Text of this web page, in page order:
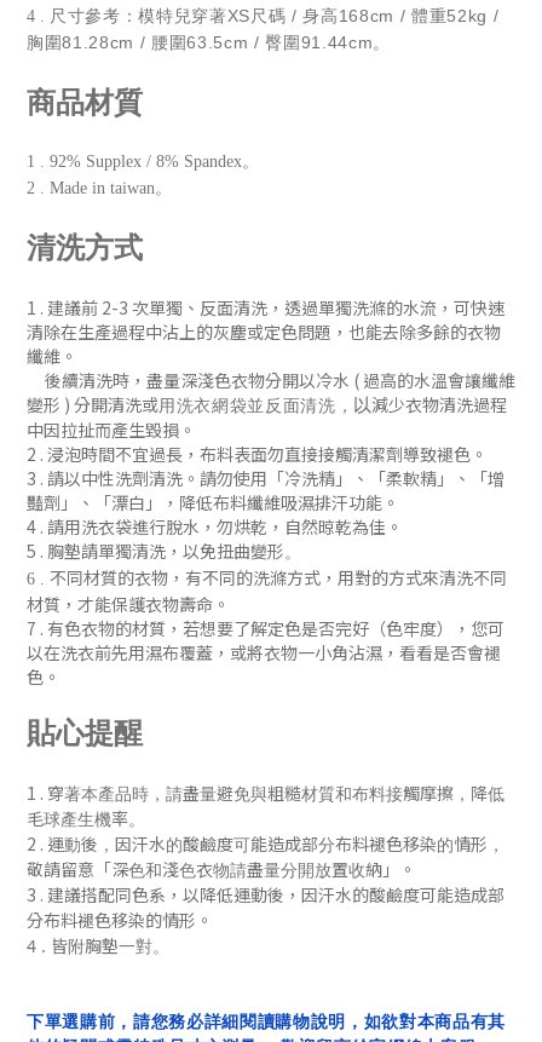
4 . 尺寸參考：模特兒穿著XS尺碼 / 身高168cm / 體重52kg /
胸圍81.28cm / 腰圍63.5cm / 臀圍91.44cm。
商品材質
1 . 92% Supplex / 8% Spandex。
2 . Made in taiwan。
清洗方式
1 . 建議前 2-3 次單獨、反面清洗 ， 透過單獨洗滌的水流，可快速
清除在生產過程中沾上的灰塵或定色問題 ， 也能去除多餘的衣物
纖維。
後續清洗時 ，盡量深淺色衣物分開以冷水 ( 過高的水溫會讓纖維
變形 ) 分開清洗或用洗衣網袋並 反面清洗 ， 以減少衣物清洗過程
中因拉扯而產生毀損。
2 . 浸泡時間不宜過長，布料表面勿直接接觸清潔劑導致褪色。
3 . 請以中性洗劑清洗。請勿使用「冷洗精」、「柔軟精」
、「增
豔劑」
、「漂白」，降低布料纖維吸濕排汗功能 。
4 . 請用洗衣袋進行脫水，勿烘乾，自然晾乾為佳。
5 . 胸墊請單獨清洗，以免扭曲變形。
6 . 不同材質的衣物，有不同的洗滌方式，用對的方式來清洗不同
材質，才能保護衣物壽命。
7 . 有色衣物的材質，若想要了解定色是否完好（色牢度），您可
以在洗衣前先用濕布覆蓋，或將衣物一小角沾濕，看看是否會褪
色 。
貼心提醒
1 . 穿著本產品時，請盡量避免與粗糙材質和布料接觸摩擦，降低
毛球產生機率。
2 . 運動後， 因汗水的酸鹼度可能造成部分布料褪色移染的情形，
敬請留意 「深色和淺色衣物請盡量分開放置收納 」 。
3 . 建議搭配同色系， 以降低運動後， 因汗水的酸鹼度可能造成部
分布料褪色移染的情形 。
4 . 皆附胸墊一對。
下單選購前，請您務必詳細閱讀購物說明，如欲對本商品有其